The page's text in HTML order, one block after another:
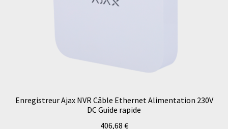
Enregistreur Ajax NVR Câble Ethernet Alimentation 230V
DC Guide rapide
406,68 €